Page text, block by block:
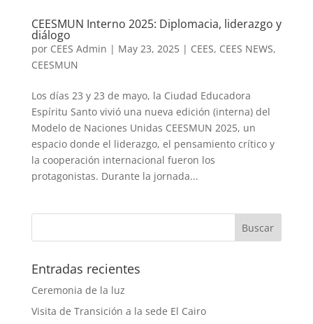
CEESMUN Interno 2025: Diplomacia, liderazgo y
diálogo
por CEES Admin | May 23, 2025| CEES, CEES NEWS,
CEESMUN
Los días 23 y 23 de mayo, la Ciudad Educadora
Espíritu Santo vivió una nueva edición (interna) del
Modelo de Naciones Unidas CEESMUN 2025, un
espacio donde el liderazgo, el pensamiento crítico y
la cooperación internacional fueron los
protagonistas. Durante la jornada...
Entradas recientes
Ceremonia de la luz
Visita de Transición a la sede El Cairo